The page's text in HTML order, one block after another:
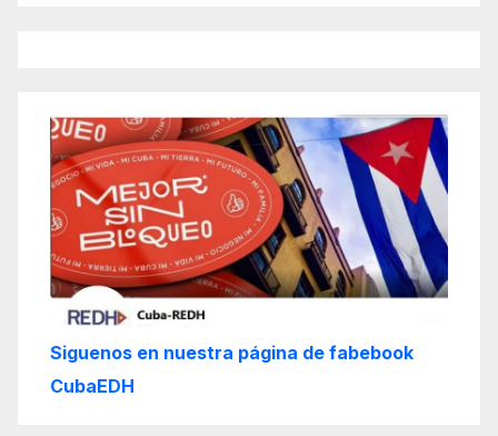
Siguenos en nuestra página de fabebook
CubaEDH